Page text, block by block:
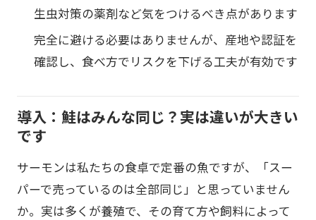
生虫対策の薬剤など気をつけるべき点があります
完全に避ける必要はありませんが、産地や認証を
確認し、食べ方でリスクを下げる工夫が有効です
導入：鮭はみんな同じ？実は違いが大きい
です
サーモンは私たちの食卓で定番の魚ですが、「スー
パーで売っているのは全部同じ」と思っていません
か。実は多くが養殖で、その育て方や飼料によって